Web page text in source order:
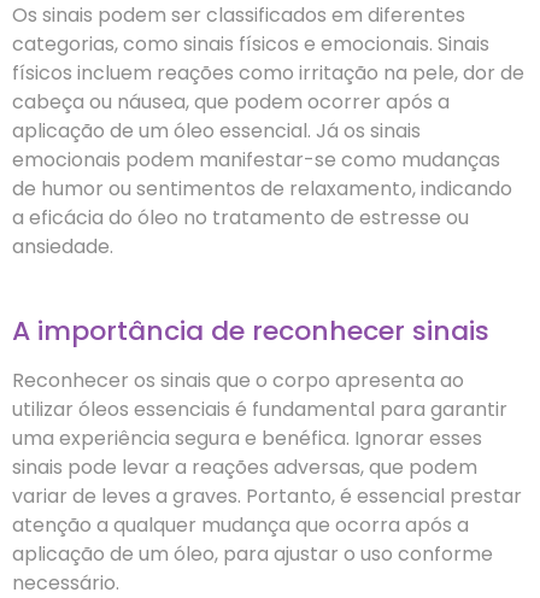
Os sinais podem ser classificados em diferentes
categorias, como sinais físicos e emocionais. Sinais
físicos incluem reações como irritação na pele, dor de
cabeça ou náusea, que podem ocorrer após a
aplicação de um óleo essencial. Já os sinais
emocionais podem manifestar-se como mudanças
de humor ou sentimentos de relaxamento, indicando
a eficácia do óleo no tratamento de estresse ou
ansiedade.
A importância de reconhecer sinais
Reconhecer os sinais que o corpo apresenta ao
utilizar óleos essenciais é fundamental para garantir
uma experiência segura e benéfica. Ignorar esses
sinais pode levar a reações adversas, que podem
variar de leves a graves. Portanto, é essencial prestar
atenção a qualquer mudança que ocorra após a
aplicação de um óleo, para ajustar o uso conforme
necessário.